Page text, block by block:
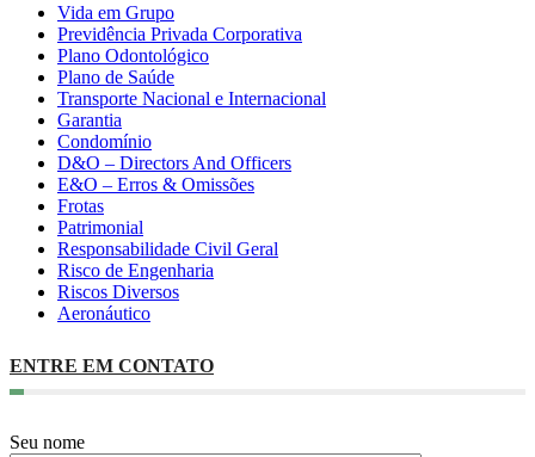
Vida em Grupo
Previdência Privada Corporativa
Plano Odontológico
Plano de Saúde
Transporte Nacional e Internacional
Garantia
Condomínio
D&O – Directors And Officers
E&O – Erros & Omissões
Frotas
Patrimonial
Responsabilidade Civil Geral
Risco de Engenharia
Riscos Diversos
Aeronáutico
ENTRE EM CONTATO
Seu nome